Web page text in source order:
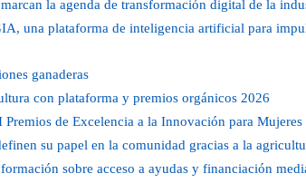
la agenda de transformación digital de la
una plataforma de inteligencia artificial para
ganaderas
con plataforma y premios orgánicos 2026
de Excelencia a la Innovación para Mujeres
su papel en la comunidad gracias a la
sobre acceso a ayudas y financiación